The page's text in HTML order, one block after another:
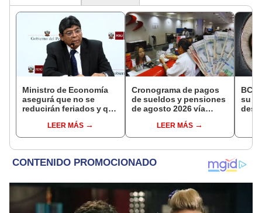
Ministro de Economía
asegurá que no se
reducirán feriados y que
aumentará en dos
etapas
LEER MÁS
Cronograma de pagos
de sueldos y pensiones
de agosto 2026 vía
conoce las fechas de
depósito
LEER MÁS
BCR
su